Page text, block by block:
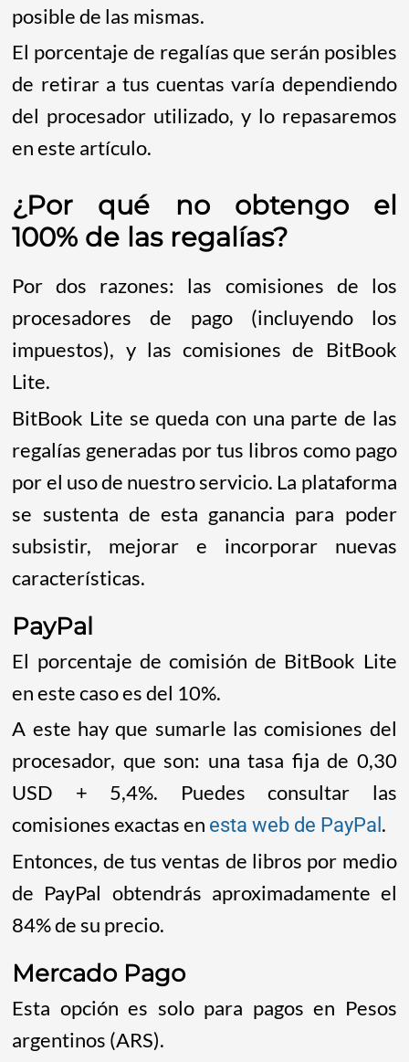
posible de las mismas.
El porcentaje de regalías que serán posibles
de retirar a tus cuentas varía dependiendo
del procesador utilizado, y lo repasaremos
en este artículo.
¿Por qué no obtengo el
100% de las regalías?
Por dos razones: las comisiones de los
procesadores de pago (incluyendo los
impuestos), y las comisiones de BitBook
Lite.
BitBook Lite se queda con una parte de las
regalías generadas por tus libros como pago
por el uso de nuestro servicio. La plataforma
se sustenta de esta ganancia para poder
subsistir, mejorar e incorporar nuevas
características.
PayPal
El porcentaje de comisión de BitBook Lite
en este caso es del 10%.
A este hay que sumarle las comisiones del
procesador, que son: una tasa fija de 0,30
USD + 5,4%. Puedes consultar las
comisiones exactas en esta web de PayPal .
Entonces, de tus ventas de libros por medio
de PayPal obtendrás aproximadamente el
84% de su precio.
Mercado Pago
Esta opción es solo para pagos en Pesos
argentinos (ARS).